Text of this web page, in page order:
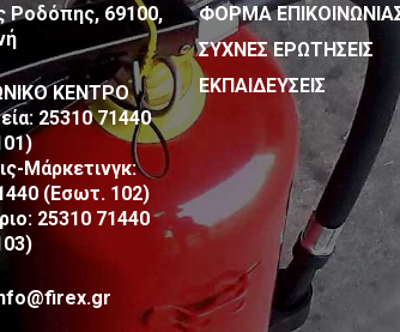
Ροδόπης, 69100,
ΚΕΝΤΡΟ
25310 71440
Μάρκετινγκ:
(Εσωτ. 102)
25310 71440
ΦΟΡΜΑ
ΣΥΧΝΕΣ ΕΡΩΤΗΣΕΙΣ
ΕΚΠΑΙΔΕΥΣΕΙΣ